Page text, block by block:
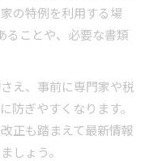
の特例を利用する場
ることや、必要な書類
え、事前に専門家や税
防ぎやすくなります。
正も踏まえて最新情報
しょう。